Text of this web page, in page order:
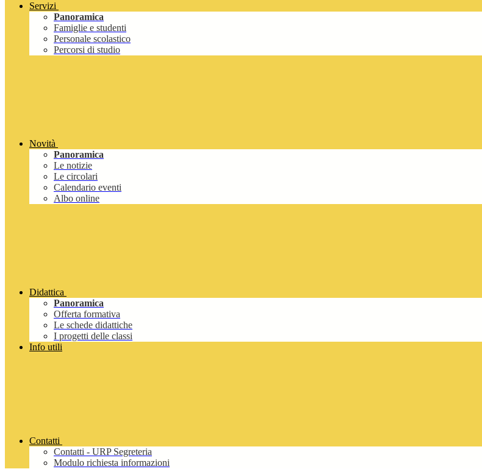
Servizi
Panoramica
Famiglie e studenti
Personale scolastico
Percorsi di studio
Novità
Panoramica
Le notizie
Le circolari
Calendario eventi
Albo online
Didattica
Panoramica
Offerta formativa
Le schede didattiche
I progetti delle classi
Info utili
Contatti
Contatti - URP Segreteria
Modulo richiesta informazioni